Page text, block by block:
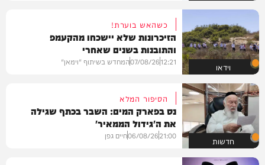
וידאו
כשהאש בוערת!
הזיכרונות שלא יישכחו מהקעמפ
והתובנות בשנים שאחרי
12:21
07/08/26המחדש בשיתוף "וימאן"
חדשות
הסיפור המלא
נס בפארק המים: השבר בכתף שגילה
את ה'גידול הממאיר'
21:00
06/08/26חיים גפן